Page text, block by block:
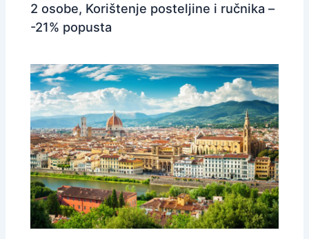
2 osobe, Korištenje posteljine i ručnika –
-21% popusta